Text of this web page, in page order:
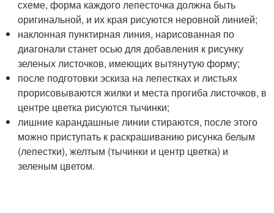
схеме, форма каждого лепесточка должна быть
оригинальной, и их края рисуются неровной линией;
наклонная пунктирная линия, нарисованная по
диагонали станет осью для добавления к рисунку
зеленых листочков, имеющих вытянутую форму;
после подготовки эскиза на лепестках и листьях
прорисовываются жилки и места прогиба листочков, в
центре цветка рисуются тычинки;
лишние карандашные линии стираются, после этого
можно приступать к раскрашиванию рисунка белым
(лепестки), желтым (тычинки и центр цветка) и
зеленым цветом.